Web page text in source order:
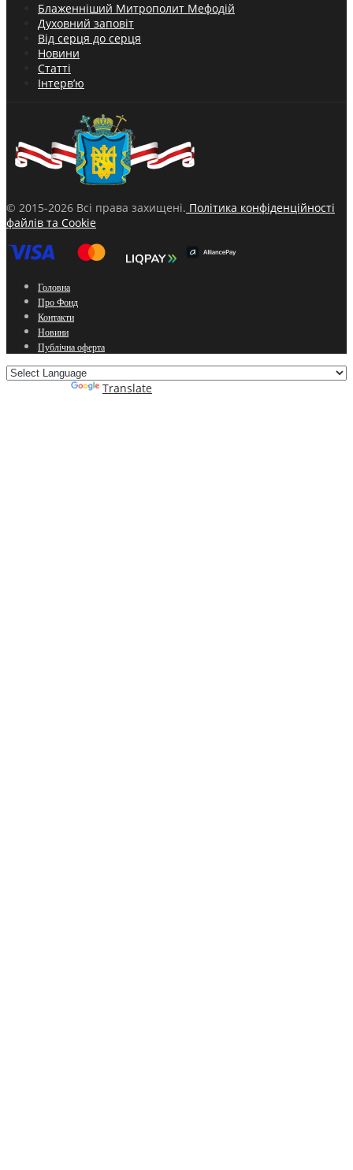
Блаженніший Митрополит Мефодій
Духовний заповіт
Від серця до серця
Новини
Статті
Інтерв’ю
© 2015-2026 Всі права захищені. Політика конфіденційності
файлів та Cookie
Головна
Про Фонд
Контакти
Новини
Публічна оферта
Translate